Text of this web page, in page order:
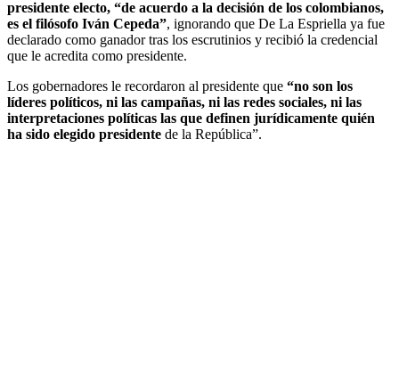
presidente electo, “de acuerdo a la decisión de los colombianos,
es el filósofo Iván Cepeda”, ignorando que De La Espriella ya fue
declarado como ganador tras los escrutinios y recibió la credencial
que le acredita como presidente.
Los gobernadores le recordaron al presidente que “no son los
líderes políticos, ni las campañas, ni las redes sociales, ni las
interpretaciones políticas las que definen jurídicamente quién
ha sido elegido presidente de la República”.